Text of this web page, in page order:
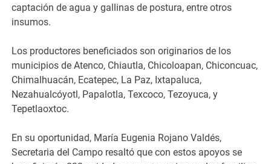
captación de agua y gallinas de postura, entre otros
insumos.
Los productores beneficiados son originarios de los
municipios de Atenco, Chiautla, Chicoloapan, Chiconcuac,
Chimalhuacán, Ecatepec, La Paz, Ixtapaluca,
Nezahualcóyotl, Papalotla, Texcoco, Tezoyuca, y
Tepetlaoxtoc.
En su oportunidad, María Eugenia Rojano Valdés,
Secretaria del Campo resaltó que con estos apoyos se